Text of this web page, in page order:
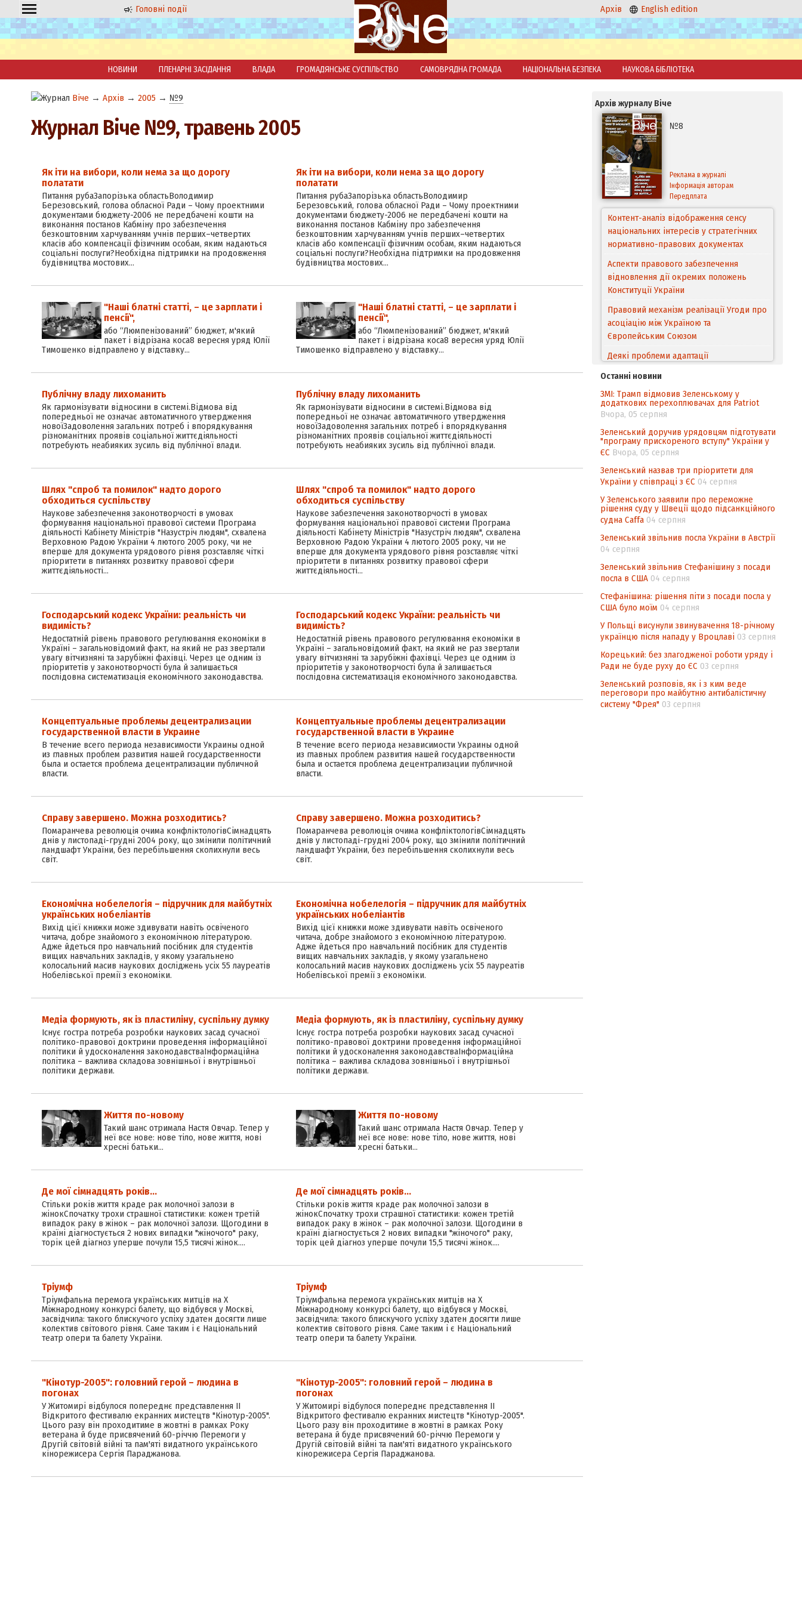
Головні події Архів English edition
НОВИНИ ПЛЕНАРНІ ЗАСІДАННЯ ВЛАДА ГРОМАДЯНСЬКЕ СУСПІЛЬСТВО САМОВРЯДНА ГРОМАДА НАЦІОНАЛЬНА БЕЗПЕКА НАУКОВА БІБЛІОТЕКА
Віче → Архів → 2005 → №9
Журнал Віче №9, травень 2005
Як іти на вибори, коли нема за що дорогу
полатати
Питання рубаЗапорізька областьВолодимир
Березовський, голова обласної Ради – Чому проектними
документами бюджету-2006 не передбачені кошти на
виконання постанов Кабміну про забезпечення
безкоштовним харчуванням учнів перших–четвертих
класів або компенсації фізичним особам, яким надаються
соціальні послуги?Необхідна підтримки на продовження
будівництва мостових…
Як іти на вибори, коли нема за що дорогу
полатати
Питання рубаЗапорізька областьВолодимир
Березовський, голова обласної Ради – Чому проектними
документами бюджету-2006 не передбачені кошти на
виконання постанов Кабміну про забезпечення
безкоштовним харчуванням учнів перших–четвертих
класів або компенсації фізичним особам, яким надаються
соціальні послуги?Необхідна підтримки на продовження
будівництва мостових…
"Наші блатні статті, – це зарплати і
пенсії",
або “Люмпенізований” бюджет, м'який
пакет і відрізана коса8 вересня уряд Юлії
Тимошенко відправлено у відставку…
"Наші блатні статті, – це зарплати і
пенсії",
або “Люмпенізований” бюджет, м'який
пакет і відрізана коса8 вересня уряд Юлії
Тимошенко відправлено у відставку…
Публічну владу лихоманить
Як гармонізувати відносини в системі.Відмова від
попередньої не означає автоматичного утвердження
новоїЗадоволення загальних потреб і впорядкування
різноманітних проявів соціальної життєдіяльності
потребують неабияких зусиль від публічної влади.
Публічну владу лихоманить
Як гармонізувати відносини в системі.Відмова від
попередньої не означає автоматичного утвердження
новоїЗадоволення загальних потреб і впорядкування
різноманітних проявів соціальної життєдіяльності
потребують неабияких зусиль від публічної влади.
Шлях "спроб та помилок" надто дорого
обходиться суспільству
Наукове забезпечення законотворчості в умовах
формування національної правової системи Програма
діяльності Кабінету Міністрів "Назустріч людям", схвалена
Верховною Радою України 4 лютого 2005 року, чи не
вперше для документа урядового рівня розставляє чіткі
пріоритети в питаннях розвитку правової сфери
життєдіяльності…
Шлях "спроб та помилок" надто дорого
обходиться суспільству
Наукове забезпечення законотворчості в умовах
формування національної правової системи Програма
діяльності Кабінету Міністрів "Назустріч людям", схвалена
Верховною Радою України 4 лютого 2005 року, чи не
вперше для документа урядового рівня розставляє чіткі
пріоритети в питаннях розвитку правової сфери
життєдіяльності…
Господарський кодекс України: реальність чи
видимість?
Недостатній рівень правового регулювання економіки в
Україні – загальновідомий факт, на який не раз звертали
увагу вітчизняні та зарубіжні фахівці. Через це одним із
пріоритетів у законотворчості була й залишається
послідовна систематизація економічного законодавства.
Господарський кодекс України: реальність чи
видимість?
Недостатній рівень правового регулювання економіки в
Україні – загальновідомий факт, на який не раз звертали
увагу вітчизняні та зарубіжні фахівці. Через це одним із
пріоритетів у законотворчості була й залишається
послідовна систематизація економічного законодавства.
Концептуальные проблемы децентрализации
государственной власти в Украине
В течение всего периода независимости Украины одной
из главных проблем развития нашей государственности
была и остается проблема децентрализации публичной
власти.
Концептуальные проблемы децентрализации
государственной власти в Украине
В течение всего периода независимости Украины одной
из главных проблем развития нашей государственности
была и остается проблема децентрализации публичной
власти.
Справу завершено. Можна розходитись?
Помаранчева революція очима конфліктологівСімнадцять
днів у листопаді-грудні 2004 року, що змінили політичний
ландшафт України, без перебільшення сколихнули весь
світ.
Справу завершено. Можна розходитись?
Помаранчева революція очима конфліктологівСімнадцять
днів у листопаді-грудні 2004 року, що змінили політичний
ландшафт України, без перебільшення сколихнули весь
світ.
Економічна нобелелогія – підручник для майбутніх
українських нобеліантів
Вихід цієї книжки може здивувати навіть освіченого
читача, добре знайомого з економічною літературою.
Адже йдеться про навчальний посібник для студентів
вищих навчальних закладів, у якому узагальнено
колосальний масив наукових досліджень усіх 55 лауреатів
Нобелівської премії з економіки.
Економічна нобелелогія – підручник для майбутніх
українських нобеліантів
Вихід цієї книжки може здивувати навіть освіченого
читача, добре знайомого з економічною літературою.
Адже йдеться про навчальний посібник для студентів
вищих навчальних закладів, у якому узагальнено
колосальний масив наукових досліджень усіх 55 лауреатів
Нобелівської премії з економіки.
Медіа формують, як із пластиліну, суспільну думку
Існує гостра потреба розробки наукових засад сучасної
політико-правової доктрини проведення інформаційної
політики й удосконалення законодавстваІнформаційна
політика – важлива складова зовнішньої і внутрішньої
політики держави.
Медіа формують, як із пластиліну, суспільну думку
Існує гостра потреба розробки наукових засад сучасної
політико-правової доктрини проведення інформаційної
політики й удосконалення законодавстваІнформаційна
політика – важлива складова зовнішньої і внутрішньої
політики держави.
Життя по-новому
Такий шанс отримала Настя Овчар. Тепер у
неї все нове: нове тіло, нове життя, нові
хресні батьки...
Життя по-новому
Такий шанс отримала Настя Овчар. Тепер у
неї все нове: нове тіло, нове життя, нові
хресні батьки...
Де мої сімнадцять років…
Стільки років життя краде рак молочної залози в
жінокСпочатку трохи страшної статистики: кожен третій
випадок раку в жінок – рак молочної залози. Щогодини в
країні діагностується 2 нових випадки "жіночого" раку,
торік цей діагноз уперше почули 15,5 тисячі жінок.…
Де мої сімнадцять років…
Стільки років життя краде рак молочної залози в
жінокСпочатку трохи страшної статистики: кожен третій
випадок раку в жінок – рак молочної залози. Щогодини в
країні діагностується 2 нових випадки "жіночого" раку,
торік цей діагноз уперше почули 15,5 тисячі жінок.…
Тріумф
Тріумфальна перемога українських митців на Х
Міжнародному конкурсі балету, що відбувся у Москві,
засвідчила: такого блискучого успіху здатен досягти лише
колектив світового рівня. Саме таким і є Національний
театр опери та балету України.
Тріумф
Тріумфальна перемога українських митців на Х
Міжнародному конкурсі балету, що відбувся у Москві,
засвідчила: такого блискучого успіху здатен досягти лише
колектив світового рівня. Саме таким і є Національний
театр опери та балету України.
"Кінотур-2005": головний герой – людина в
погонах
У Житомирі відбулося попереднє представлення ІІ
Відкритого фестивалю екранних мистецтв "Кінотур-2005".
Цього разу він проходитиме в жовтні в рамках Року
ветерана й буде присвячений 60-річчю Перемоги у
Другій світовій війні та пам'яті видатного українського
кінорежисера Сергія Параджанова.
"Кінотур-2005": головний герой – людина в
погонах
У Житомирі відбулося попереднє представлення ІІ
Відкритого фестивалю екранних мистецтв "Кінотур-2005".
Цього разу він проходитиме в жовтні в рамках Року
ветерана й буде присвячений 60-річчю Перемоги у
Другій світовій війні та пам'яті видатного українського
кінорежисера Сергія Параджанова.
Архів журналу Віче
№8
Реклама в журналі
Інформація авторам
Передплата
Контент-аналіз відображення сенсу
національних інтересів у стратегічних
нормативно-правових документах
Аспекти правового забезпечення
відновлення дії окремих положень
Конституції України
Правовий механізм реалізації Угоди про
асоціацію між Україною та
Європейським Cоюзом
Деякі проблеми адаптації
походження товарів відповідно до
Угоди про торговельні аспекти прав
інтелектуальної власності (TRIPS) у
контексті євроінтеграції
Аналіз виборчого законодавства щодо
невизначеності механізму повторного
підрахунку голосів виборців
Інформаційна безпека суспільства
Останні новини
ЗМІ: Трамп відмовив Зеленському у
додаткових перехоплювачах для Patriot
Вчора, 05 серпня
Зеленський доручив урядовцям підготувати
"програму прискореного вступу" України у
ЄС Вчора, 05 серпня
Зеленський назвав три пріоритети для
України у співпраці з ЄС 04 серпня
У Зеленського заявили про переможне
рішення суду у Швеції щодо підсанкційного
судна Caffa 04 серпня
Зеленський звільнив посла України в Австрії
04 серпня
Зеленський звільнив Стефанішину з посади
посла в США 04 серпня
Стефанішина: рішення піти з посади посла у
США було моїм 04 серпня
У Польщі висунули звинувачення 18-річному
українцю після нападу у Вроцлаві 03 серпня
Корецький: без злагодженої роботи уряду і
Ради не буде руху до ЄС 03 серпня
Зеленський розповів, як і з ким веде
переговори про майбутню антибалістичну
систему "Фрея" 03 серпня